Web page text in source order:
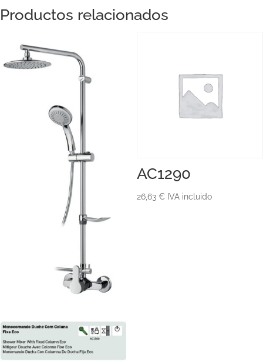
Productos relacionados
AC1290
26,63 € IVA incluido